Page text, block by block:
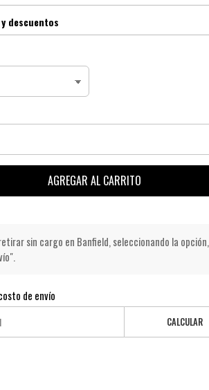
descuentos
AGREGAR AL CARRITO
sin cargo en Banfield, seleccionando la opción,
de envío
CALCULAR